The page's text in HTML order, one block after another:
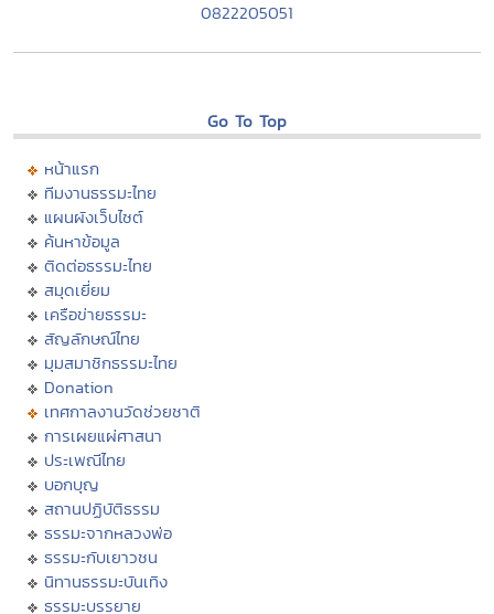
0822205051
Go To Top
หน้าแรก
ทีมงานธรรมะไทย
แผนผังเว็บไซต์
ค้นหาข้อมูล
ติดต่อธรรมะไทย
สมุดเยี่ยม
เครือข่ายธรรมะ
สัญลักษณ์ไทย
มุมสมาชิกธรรมะไทย
Donation
เทศกาลงานวัดช่วยชาติ
การเผยแผ่ศาสนา
ประเพณีไทย
บอกบุญ
สถานปฏิบัติธรรม
ธรรมะจากหลวงพ่อ
ธรรมะกับเยาวชน
นิทานธรรมะบันเทิง
ธรรมะบรรยาย